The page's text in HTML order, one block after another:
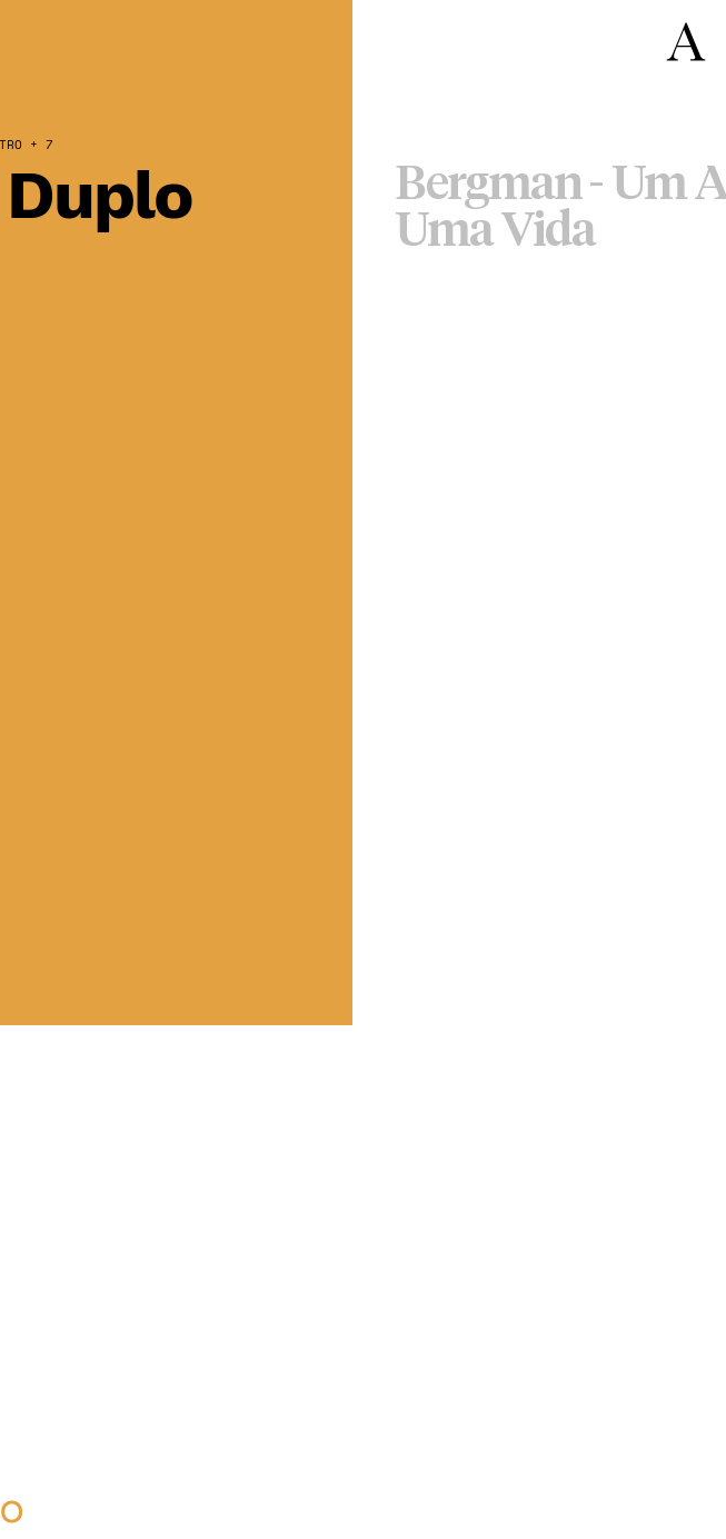
Bergman - Um
Uma Vida
+ 7